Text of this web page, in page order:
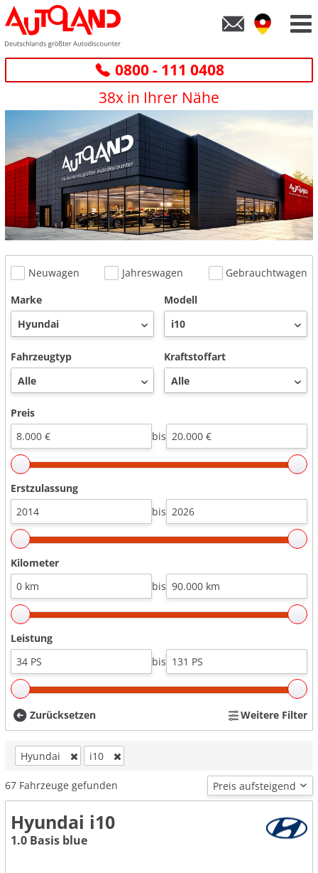
0800 - 111 0408
38x in Ihrer Nähe
Neuwagen Jahreswagen
Gebrauchtwagen
Marke
Modell
Fahrzeugtyp Kraftstoffart
Preis
bis
Erstzulassung
bis
Kilometer
bis
Leistung
bis
Zurücksetzen Weitere Filter
Hyundai i10
67 Fahrzeuge gefunden
Hyundai i10
1.0 Basis blue